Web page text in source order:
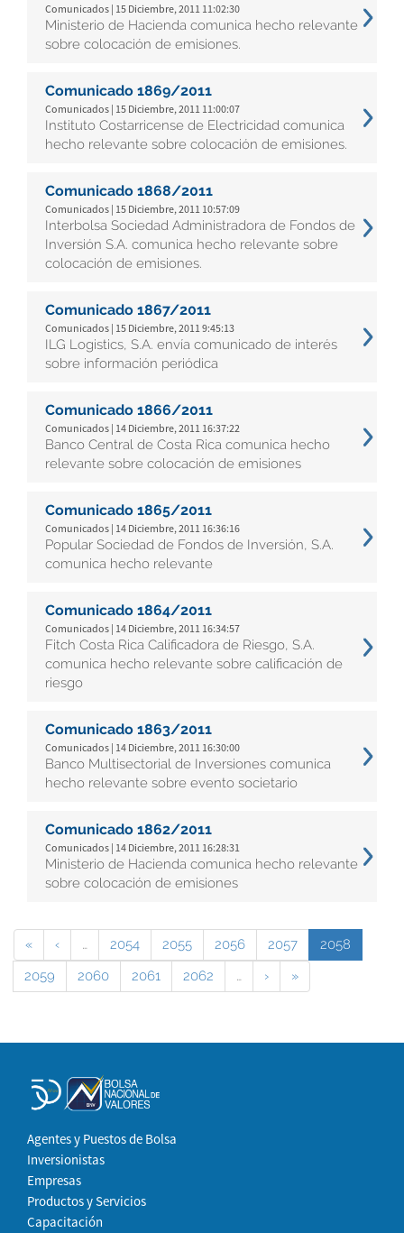
Comunicados | 15 Diciembre, 2011 11:02:30
Ministerio de Hacienda comunica hecho relevante
sobre colocación de emisiones.
Comunicado 1869/2011
Comunicados | 15 Diciembre, 2011 11:00:07
Instituto Costarricense de Electricidad comunica
hecho relevante sobre colocación de emisiones.
Comunicado 1868/2011
Comunicados | 15 Diciembre, 2011 10:57:09
Interbolsa Sociedad Administradora de Fondos de
Inversión S.A. comunica hecho relevante sobre
colocación de emisiones.
Comunicado 1867/2011
Comunicados | 15 Diciembre, 2011 9:45:13
ILG Logistics, S.A. envía comunicado de interés
sobre información periódica
Comunicado 1866/2011
Comunicados | 14 Diciembre, 2011 16:37:22
Banco Central de Costa Rica comunica hecho
relevante sobre colocación de emisiones
Comunicado 1865/2011
Comunicados | 14 Diciembre, 2011 16:36:16
Popular Sociedad de Fondos de Inversión, S.A.
comunica hecho relevante
Comunicado 1864/2011
Comunicados | 14 Diciembre, 2011 16:34:57
Fitch Costa Rica Calificadora de Riesgo, S.A.
comunica hecho relevante sobre calificación de
riesgo
Comunicado 1863/2011
Comunicados | 14 Diciembre, 2011 16:30:00
Banco Multisectorial de Inversiones comunica
hecho relevante sobre evento societario
Comunicado 1862/2011
Comunicados | 14 Diciembre, 2011 16:28:31
Ministerio de Hacienda comunica hecho relevante
sobre colocación de emisiones
« ‹ … 2054 2055 2056 2057
2058
2059
2060 2061 2062 … › »
Agentes y Puestos de Bolsa
Inversionistas
Empresas
Productos y Servicios
Capacitación